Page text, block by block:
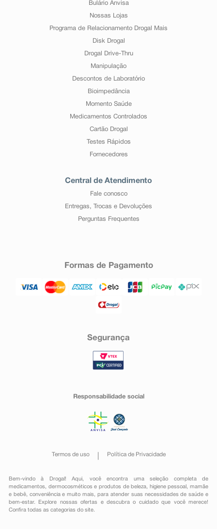
Bulário Anvisa
Nossas Lojas
Programa de Relacionamento Drogal Mais
Disk Drogal
Drogal Drive-Thru
Manipulação
Descontos de Laboratório
Bioimpedância
Momento Saúde
Medicamentos Controlados
Cartão Drogal
Testes Rápidos
Fornecedores
Central de Atendimento
Fale conosco
Entregas, Trocas e Devoluções
Perguntas Frequentes
Formas de Pagamento
Segurança
Responsabilidade social
Termos de uso Política de Privacidade
Bem-vindo à Drogal! Aqui, você encontra uma seleção completa de
medicamentos , dermocosméticos e produtos de beleza, higiene pessoal ,mamãe
e bebê, conveniênciae muito mais, para atender suas necessidades de saúde e
bem-estar. Explore nossas ofertas e descubra o cuidado que você merece!
Confira todas as categorias do site.